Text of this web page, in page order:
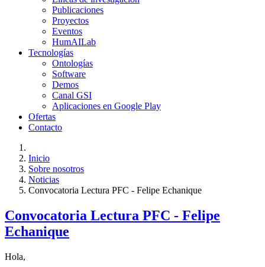
Publicaciones
Proyectos
Eventos
HumAILab
Tecnologías
Ontologías
Software
Demos
Canal GSI
Aplicaciones en Google Play
Ofertas
Contacto
Inicio
Sobre nosotros
Noticias
Convocatoria Lectura PFC - Felipe Echanique
Convocatoria Lectura PFC - Felipe
Echanique
Hola,